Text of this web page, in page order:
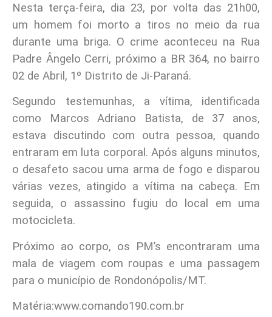
Nesta terça-feira, dia 23, por volta das 21h00,
um homem foi morto a tiros no meio da rua
durante uma briga. O crime aconteceu na Rua
Padre Ângelo Cerri, próximo a BR 364, no bairro
02 de Abril, 1º Distrito de Ji-Paraná.
Segundo testemunhas, a vítima, identificada
como Marcos Adriano Batista, de 37 anos,
estava discutindo com outra pessoa, quando
entraram em luta corporal. Após alguns minutos,
o desafeto sacou uma arma de fogo e disparou
várias vezes, atingido a vítima na cabeça. Em
seguida, o assassino fugiu do local em uma
motocicleta.
Próximo ao corpo, os PM’s encontraram uma
mala de viagem com roupas e uma passagem
para o município de Rondonópolis/MT.
Matéria:www.comando190.com.br